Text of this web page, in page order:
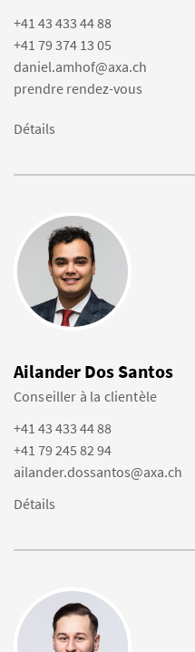
+41 43 433 44 88
+41 79 374 13 05
daniel.amhof@axa.ch
prendre rendez-vous
Détails
Ailander Dos Santos
Conseiller à la clientèle
+41 43 433 44 88
+41 79 245 82 94
ailander.dossantos@axa.ch
Détails